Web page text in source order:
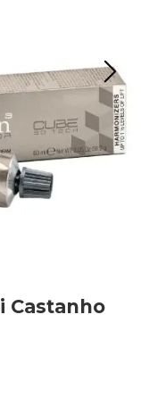
Castanho